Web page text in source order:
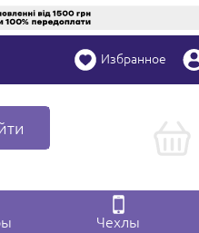
Избранное
Чехлы